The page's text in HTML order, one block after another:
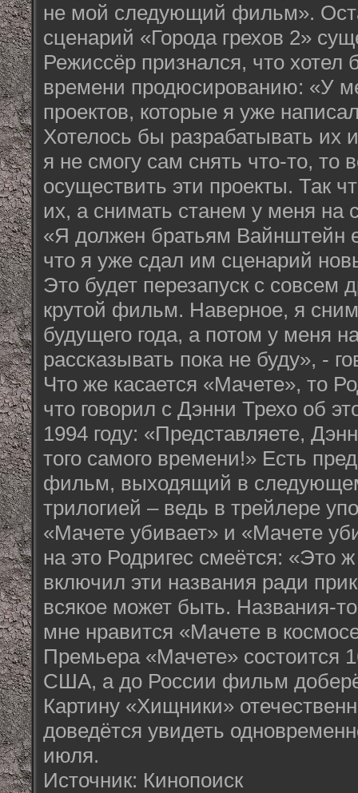
не мой следующий фильм».
сценарий «Города грехов 2»
Режиссёр признался, что
времени продюсированию: «У
проектов, которые я уже
Хотелось бы разрабатывать их
я не смогу сам снять что-то, то
осуществить эти проекты. Так
их, а снимать станем у меня на
«Я должен братьям Вайнштейн
что я уже сдал им сценарий
Это будет перезапуск с совсем
крутой фильм. Наверное, я
будущего года, а потом у меня
рассказывать пока не буду», -
Что же касается «Мачете», то
что говорил с Дэнни Трехо об
1994 году: «Представляете,
того самого времени!» Есть
фильм, выходящий в следующем
трилогией – ведь в трейлере
«Мачете убивает» и «Мачете
на это Родригес смеётся: «Это
включил эти названия ради
всякое может быть. Названия-
мне нравится «Мачете в
Премьера «Мачете» состоится
США, а до России фильм
Картину «Хищники»
доведётся увидеть
июля.
Источник: Кинопоиск